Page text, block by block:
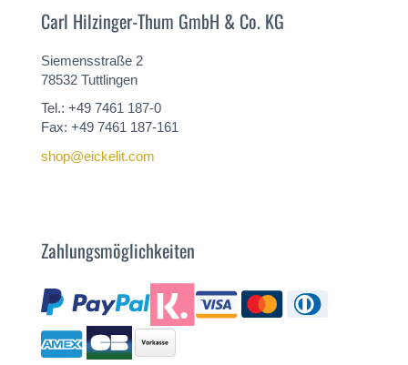
Carl Hilzinger-Thum GmbH & Co. KG
Siemensstraße 2
78532 Tuttlingen
Tel.: +49 7461 187-0
Fax: +49 7461 187-161
shop@eickelit.com
Zahlungsmöglichkeiten